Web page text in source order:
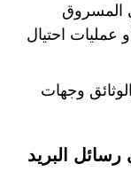
المسروق
عمليات احتيال
وجهات
رسائل البريد